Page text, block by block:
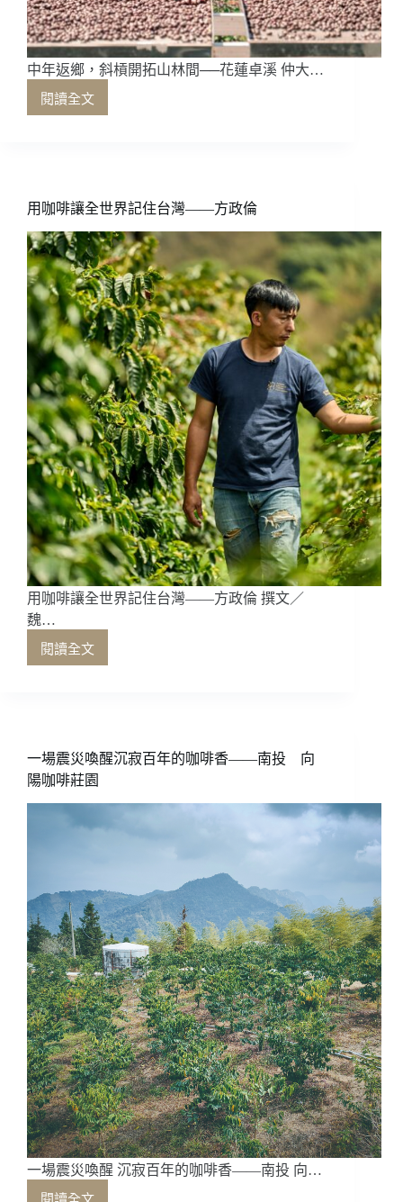
中年返鄉，斜槓開拓山林間──花蓮卓溪 仲大…
閱讀全文
中
槓
開
拓
山
林
間
——
花
蓮
卓
溪
仲
大
叔
咖
啡
莊
園
用咖啡讓全世界記住台灣——方政倫
用咖啡讓全世界記住台灣——方政倫 撰文／
魏…
閱讀全文
用
世
界
記
住
台
政
倫
一場震災喚醒沉寂百年的咖啡香——南投 向
陽咖啡莊園
一場震災喚醒 沉寂百年的咖啡香——南投 向…
閱讀全文